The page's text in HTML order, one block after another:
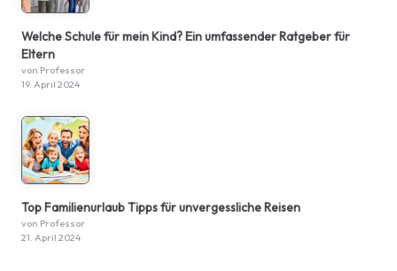
Welche Schule für mein Kind? Ein umfassender Ratgeber für
Eltern
von Professor
19. April 2024
Top Familienurlaub Tipps für unvergessliche Reisen
von Professor
21. April 2024